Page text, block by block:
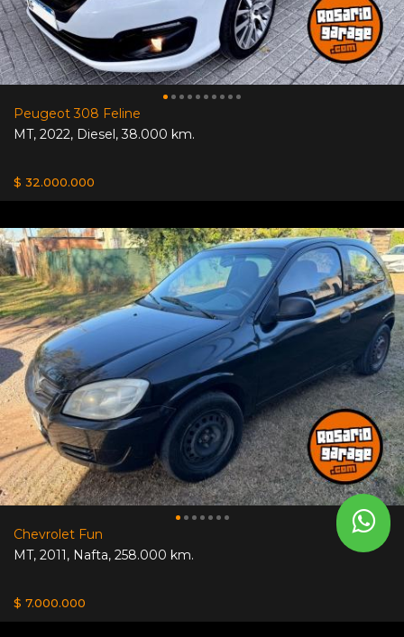
Peugeot 308 Feline
MT, 2022, Diesel,38.000 km.
$ 32.000.000
Chevrolet Fun
MT, 2011, Nafta, 258.000 km.
$ 7.000.000